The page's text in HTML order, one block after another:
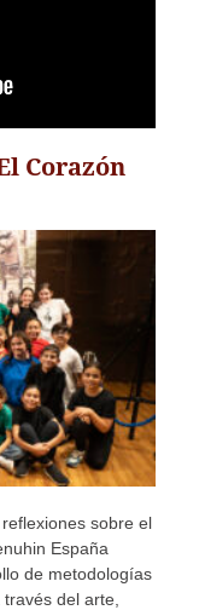
Corazón
sobre el
España
de metodologías
del arte,